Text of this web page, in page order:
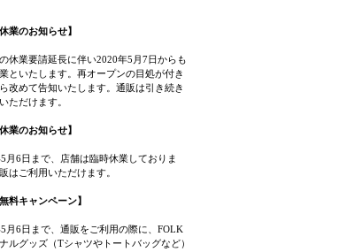
業のお知らせ】
休業要請延長に伴い2020年5月7日からも
といたします。再オープンの目処が付き
改めて告知いたします。通販は引き続き
ただけます。
業のお知らせ】
月6日まで、店舗は臨時休業しておりま
はご利用いただけます。
料キャンペーン】
月6日まで、通販をご利用の際に、FOLK
ルグッズ（Tシャツやトートバッグなど）